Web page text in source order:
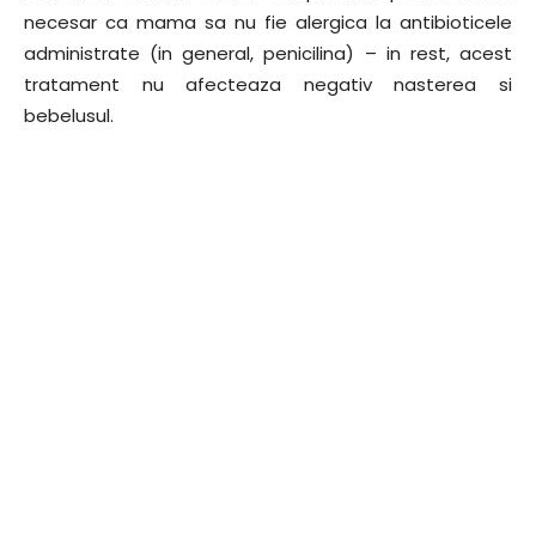
necesar ca mama sa nu fie alergica la antibioticele
administrate (in general, penicilina) – in rest, acest
tratament nu afecteaza negativ nasterea si
bebelusul.